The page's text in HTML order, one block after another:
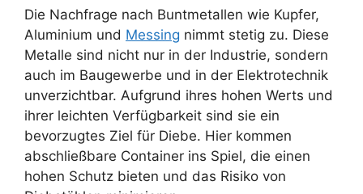
Die Nachfrage nach Buntmetallen wie Kupfer,
Aluminium und Messing nimmt stetig zu. Diese
Metalle sind nicht nur in der Industrie, sondern
auch im Baugewerbe und in der Elektrotechnik
unverzichtbar. Aufgrund ihres hohen Werts und
ihrer leichten Verfügbarkeit sind sie ein
bevorzugtes Ziel für Diebe. Hier kommen
abschließbare Container ins Spiel, die einen
hohen Schutz bieten und das Risiko von